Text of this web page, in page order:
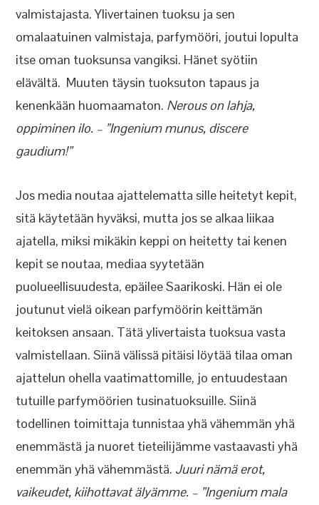
valmistajasta. Ylivertainen tuoksu ja sen
omalaatuinen valmistaja, parfymööri, joutui lopulta
itse oman tuoksunsa vangiksi. Hänet syötiin
elävältä. Muuten täysin tuoksuton tapaus ja
kenenkään huomaamaton. Nerous on lahja,
oppiminen ilo. – ”Ingenium munus, discere
gaudium!”
Jos media noutaa ajattelematta sille heitetyt kepit,
sitä käytetään hyväksi, mutta jos se alkaa liikaa
ajatella, miksi mikäkin keppi on heitetty tai kenen
kepit se noutaa, mediaa syytetään
puolueellisuudesta, epäilee Saarikoski. Hän ei ole
joutunut vielä oikean parfymöörin keittämän
keitoksen ansaan. Tätä ylivertaista tuoksua vasta
valmistellaan. Siinä välissä pitäisi löytää tilaa oman
ajattelun ohella vaatimattomille, jo entuudestaan
tutuille parfymöörien tusinatuoksuille. Siinä
todellinen toimittaja tunnistaa yhä vähemmän yhä
enemmästä ja nuoret tieteilijämme vastaavasti yhä
enemmän yhä vähemmästä. Juuri nämä erot,
vaikeudet, kiihottavat älyämme. – ”Ingenium mala